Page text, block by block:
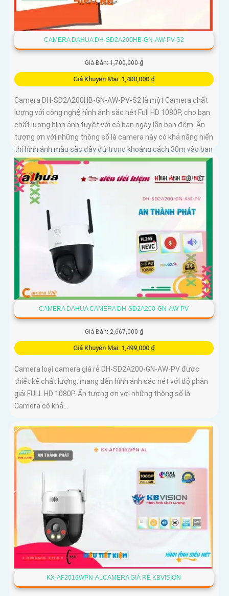
CAMERA DAHUA DH-SD2A200HB-GN-AW-PV-S2
Giá Bán: 1,700,000 ₫
Giá Khuyến Mại: 1,400,000 ₫
Camera DH-SD2A200HB-GN-AW-PV-S2 là một Camera chất
lượng với công nghệ hình ảnh sắc nét Full HD 1080P, cho bạn
chất lượng hình ảnh tuyệt vời cả ban ngày lẫn ban đêm. Ấn
tượng ơn với những thông số là camera này có khả năng hiển
thị hình ảnh màu sắc đầy đủ trong khoảng cách 30m vào ban
đêm
CAMERA DAHUA CAMERA DH-SD2A200-GN-AW-PV
Giá Bán: 2,667,000 ₫
Giá Khuyến Mại: 1,499,000 ₫
Camera loại camera giá rẻ DH-SD2A200-GN-AW-PV được
thiết kế chất lượng, mang đến hình ảnh sắc nét với độ phân
giải FULL HD 1080P. Ấn tượng ơn với những thông số là
Camera có khả...
KX-AF2016WPN-ALCAMERA GIÁ RẺ KBVISION